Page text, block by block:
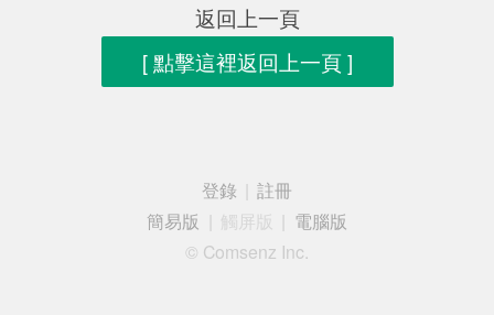
返回上一頁
[ 點擊這裡返回上一頁 ]
登錄
註冊
簡易版
觸屏版
電腦版
© Comsenz Inc.